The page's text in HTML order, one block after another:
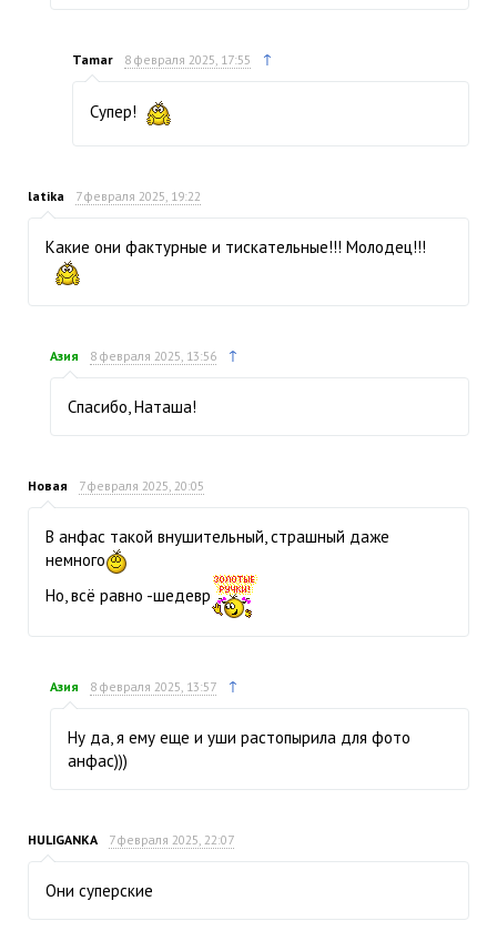
Tamar 8 февраля 2025, 17:55 ↑
Супер!
latika 7 февраля 2025, 19:22
Какие они фактурные и тискательные!!! Молодец!!!
Азия 8 февраля 2025, 13:56 ↑
Спасибо, Наташа!
Новая 7 февраля 2025, 20:05
В анфас такой внушительный, страшный даже
немного
Но, всё равно -шедевр
Азия 8 февраля 2025, 13:57 ↑
Ну да, я ему еще и уши растопырила для фото
анфас)))
HULIGANKA 7 февраля 2025, 22:07
Они суперские